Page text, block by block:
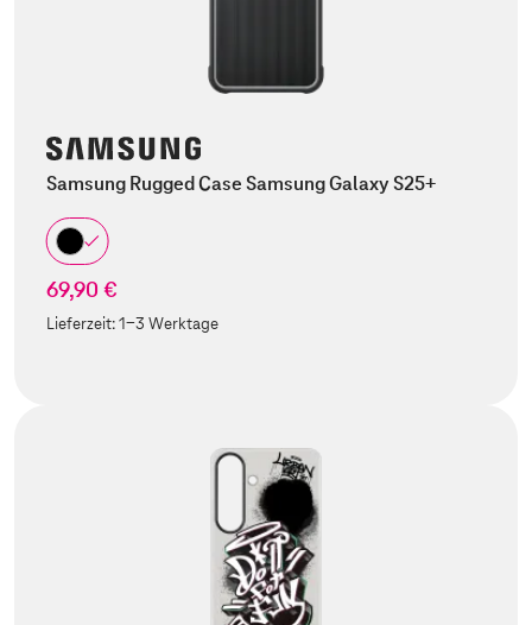
Samsung Rugged Case Samsung Galaxy S25+
69,90 €
Lieferzeit:1-3 Werktage